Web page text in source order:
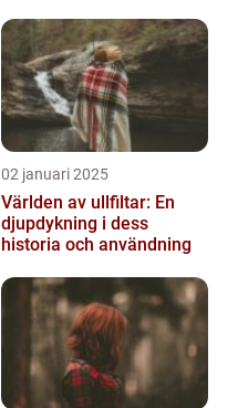
02 januari 2025
Världen av ullfiltar: En
djupdykning i dess
historia och användning